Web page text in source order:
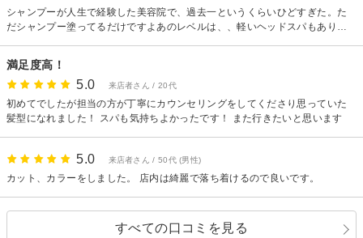
シャンプーが人生で経験した美容院で、過去一というくらいひどすぎた。た
だシャンプー塗ってるだけですよあのレベルは、、軽いヘッドスパもありと
のお客さんを担当待ちしてる様子も見えて、雑になってくのも見えました。
ぜひ改善したほうがいいと思います。
満足度高！
5.0 来店者さん / 20代
初めてでしたが担当の方が丁寧にカウンセリングをしてくださり思っていた
髪型になれました！ スパも気持ちよかったです！ また行きたいと思います
5.0 来店者さん / 50代 (男性)
カット、カラーをしました。 店内は綺麗で落ち着けるので良いです。
すべての口コミを見る